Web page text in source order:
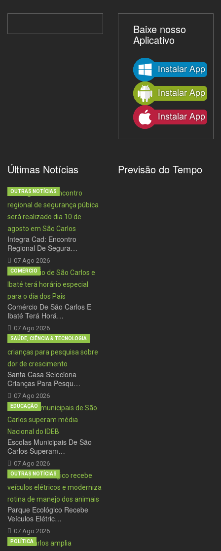
Baixe nosso
Aplicativo
Últimas Notícias
Integra Cad: Encontro
Regional De Segura…
07 Ago 2026
OUTRAS NOTÍCIAS
Comércio De São Carlos E
Ibaté Terá Horá…
07 Ago 2026
COMÉRCIO
Santa Casa Seleciona
Crianças Para Pesqu…
07 Ago 2026
SAÚDE, CIÊNCIA & TECNOLOGIA
Escolas Municipais De São
Carlos Superam…
07 Ago 2026
EDUCAÇÃO
Parque Ecológico Recebe
Veículos Elétric…
07 Ago 2026
OUTRAS NOTÍCIAS
POLÍTICA
Previsão do Tempo